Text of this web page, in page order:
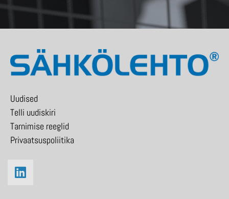
Uudised
Telli uudiskiri
Tarnimise reeglid
Privaatsuspoliitika